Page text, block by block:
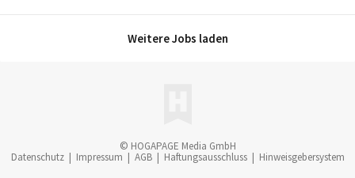
Weitere Jobs laden
© HOGAPAGE Media GmbH
Datenschutz | Impressum | AGB | Haftungsausschluss | Hinweisgebersystem